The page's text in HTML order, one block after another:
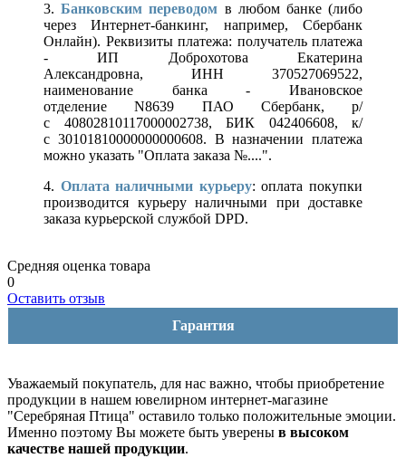
3.Банковским переводом в любом банке (либо
через Интернет-банкинг, например, Сбербанк
Онлайн). Реквизиты платежа: получатель платежа
- ИП Доброхотова Екатерина
Александровна, ИНН 370527069522,
наименование банка - Ивановское
отделение N8639 ПАО Сбербанк, р/
с 40802810117000002738, БИК 042406608, к/
с 30101810000000000608. В назначении платежа
можно указать "Оплата заказа №....".
4. Оплата наличными курьеру: оплата покупки
производится курьеру наличными при доставке
заказа курьерской службой DPD.
Средняя оценка товара
0
Оставить отзыв
Гарантия
Уважаемый покупатель, для нас важно, чтобы приобретение
продукции в нашем ювелирном интернет-магазине
"Серебряная Птица" оставило только положительные эмоции.
Именно поэтому Вы можете быть уверены в высоком
качестве нашей продукции.